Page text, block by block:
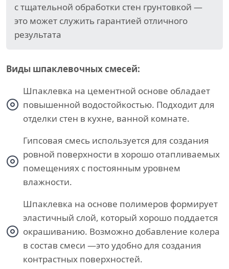
с тщательной обработки стен грунтовкой —
это может служить гарантией отличного
результата
Виды шпаклевочных смесей:
Шпаклевка на цементной основе обладает
повышенной водостойкостью. Подходит для
отделки стен в кухне, ванной комнате.
Гипсовая смесь используется для создания
ровной поверхности в хорошо отапливаемых
помещениях с постоянным уровнем
влажности.
Шпаклевка на основе полимеров формирует
эластичный слой, который хорошо поддается
окрашиванию. Возможно добавление колера
в состав смеси —это удобно для создания
контрастных поверхностей.